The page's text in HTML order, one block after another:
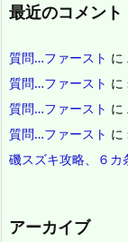
最近のコメント
質問…ファースト に
質問…ファースト に
質問…ファースト に
質問…ファースト に
磯スズキ攻略、６カ
アーカイブ